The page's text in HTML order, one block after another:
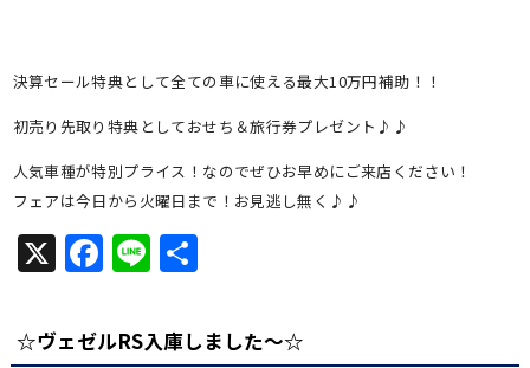
決算セール特典として全ての車に使える最大10万円補助！！
初売り先取り特典としておせち＆旅行券プレゼント♪♪
人気車種が特別プライス！なのでぜひお早めにご来店ください！
フェアは今日から火曜日まで！お見逃し無く♪♪
X Facebook
Line共
☆ヴェゼルRS入庫しました～☆